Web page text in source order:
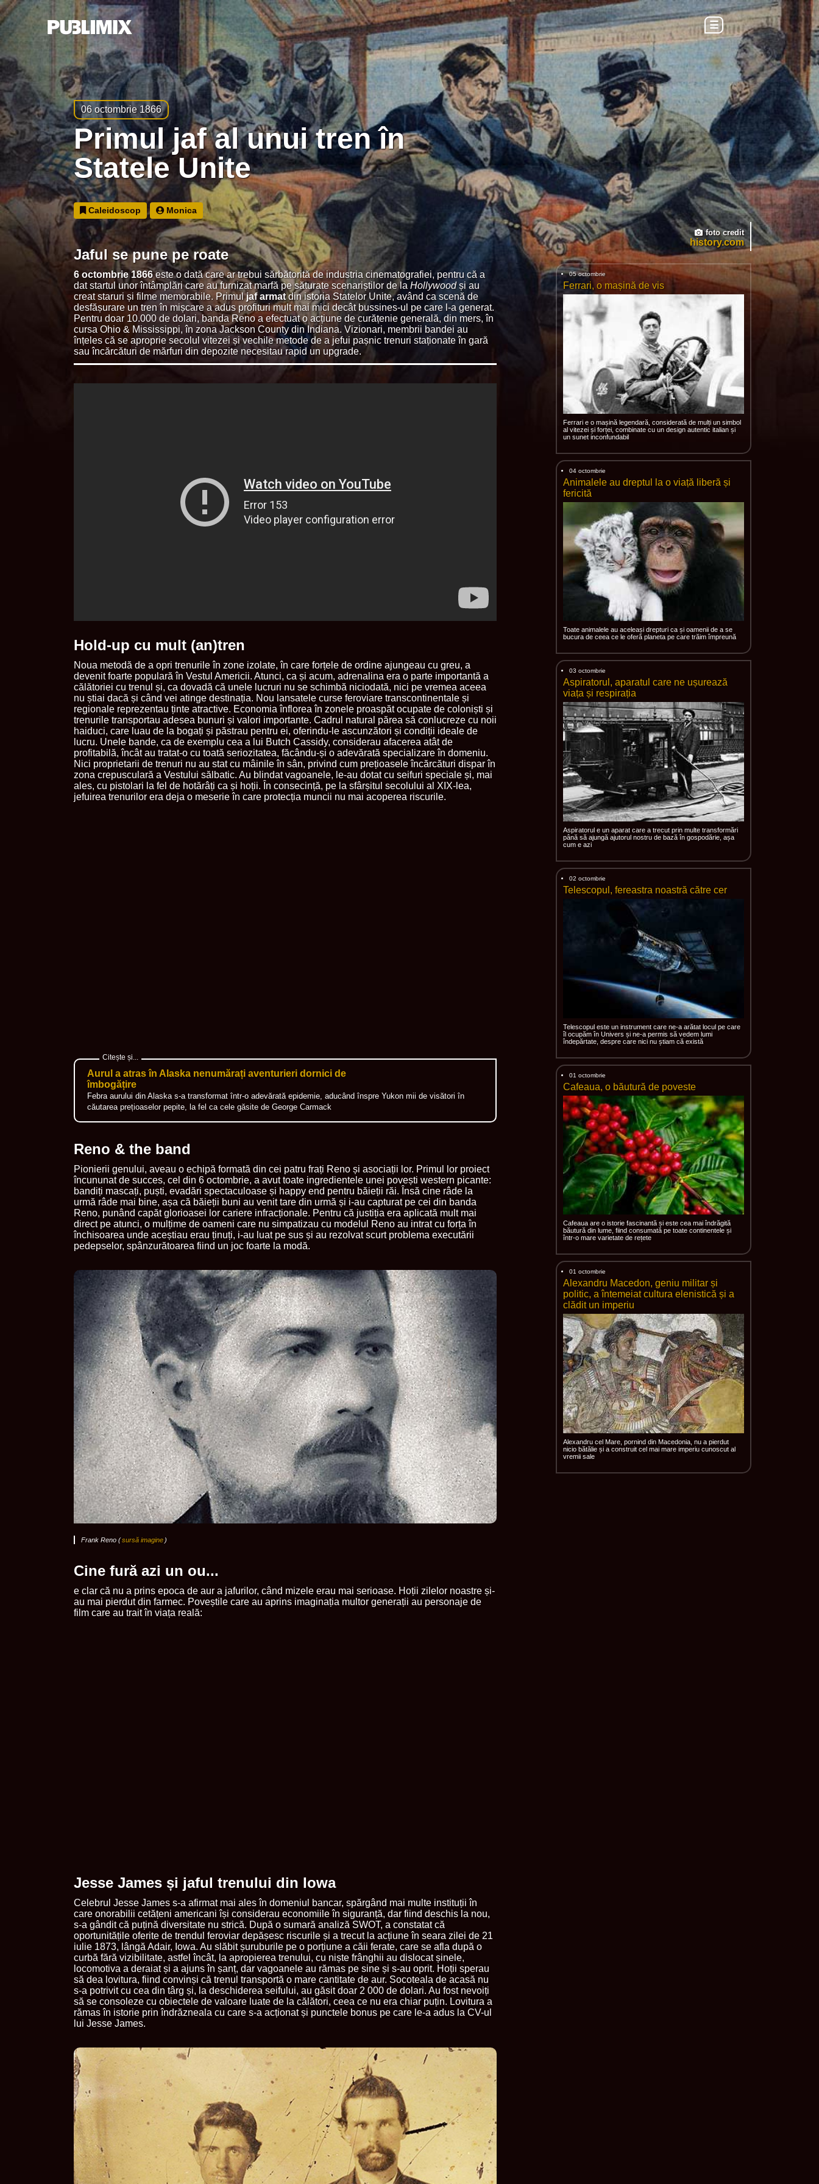
☰
06 octombrie 1866
primul jaf al unui tren în
Statele Unite
Caleidoscop Monica
Jaful se pune pe roate
6 octombrie 1866este o dată care ar trebui sărbătorită de industria cinematografiei, pentru că a
dat startul unor întâmplări care au furnizat marfă pe săturate scenariștilor de laHollywoodși au
creat staruri și filme memorabile. Primuljaf armatdin istoria Statelor Unite, având ca scenă de
desfășurare un tren în mișcare a adus profituri mult mai mici decât bussines-ul pe care l-a generat.
Pentru doar 10.000 de dolari, banda Reno a efectuat o acțiune de curățenie generală, din mers, în
cursa Ohio & Mississippi, în zona Jackson County din Indiana. Vizionari, membrii bandei au
înțeles că se aproprie secolul vitezei și vechile metode de a jefui pașnic trenuri staționate în gară
sau încărcături de mărfuri din depozite necesitau rapid un upgrade.
Hold-up cu mult (an)tren
Noua metodă de a opri trenurile în zone izolate, în care forțele de ordine ajungeau cu greu, a
devenit foarte populară în Vestul Americii. Atunci, ca și acum, adrenalina era o parte importantă a
călătoriei cu trenul și, ca dovadă că unele lucruri nu se schimbă niciodată, nici pe vremea aceea
nu știai dacă și când vei atinge destinația. Nou lansatele curse feroviare transcontinentale și
regionale reprezentau ținte atractive. Economia înflorea în zonele proaspăt ocupate de coloniști și
trenurile transportau adesea bunuri și valori importante. Cadrul natural părea să conlucreze cu noii
haiduci, care luau de la bogați și păstrau pentru ei, oferindu-le ascunzători și condiții ideale de
lucru. Unele bande, ca de exemplu cea a lui Butch Cassidy, considerau afacerea atât de
profitabilă, încât au tratat-o cu toată seriozitatea, făcându-și o adevărată specializare în domeniu.
Nici proprietarii de trenuri nu au stat cu mâinile în sân, privind cum prețioasele încărcături dispar în
zona crepusculară a Vestului sălbatic. Au blindat vagoanele, le-au dotat cu seifuri speciale și, mai
ales, cu pistolari la fel de hotărâți ca și hoții. În consecință, pe la sfârșitul secolului al XIX-lea,
jefuirea trenurilor era deja o meserie în care protecția muncii nu mai acoperea riscurile.
Aurul a atras în Alaska nenumărați aventurieri dornici de
îmbogățire
Febra aurului din Alaska s-a transformat într-o adevărată epidemie, aducând înspre Yukon mii de visători în
căutarea prețioaselor pepite, la fel ca cele găsite de George Carmack
Reno & the band
Pionierii genului, aveau o echipă formată din cei patru frați Reno și asociații lor. Primul lor proiect
încununat de succes, cel din 6 octombrie, a avut toate ingredientele unei povești western picante:
bandiți mascați, puști, evadări spectaculoase și happy end pentru băieții răi. Însă cine râde la
urmă râde mai bine, așa că băieții buni au venit tare din urmă și i-au capturat pe cei din banda
Reno, punând capăt glorioasei lor cariere infracționale. Pentru că justiția era aplicată mult mai
direct pe atunci, o mulțime de oameni care nu simpatizau cu modelul Reno au intrat cu forța în
închisoarea unde aceștiau erau ținuți, i-au luat pe sus și au rezolvat scurt problema executării
pedepselor, spânzurătoarea fiind un joc foarte la modă.
Frank Reno (sursă imagine )
Cine fură azi un ou...
e clar că nu a prins epoca de aur a jafurilor, când mizele erau mai serioase. Hoții zilelor noastre și-
au mai pierdut din farmec. Poveștile care au aprins imaginația multor generații au personaje de
film care au trait în viața reală:
Jesse James și jaful trenului din Iowa
Celebrul Jesse James s-a afirmat mai ales în domeniul bancar, spărgând mai multe instituții în
care onorabilii cetățeni americani își considerau economiile în siguranță, dar fiind deschis la nou,
s-a gândit că puțină diversitate nu strică. După o sumară analiză SWOT, a constatat că
oportunitățile oferite de trendul feroviar depășesc riscurile și a trecut la acțiune în seara zilei de 21
iulie 1873, lângă Adair, Iowa. Au slăbit șuruburile pe o porțiune a căii ferate, care se afla după o
curbă fără vizibilitate, astfel încât, la apropierea trenului, cu niște frânghii au dislocat șinele,
locomotiva a deraiat și a ajuns în șanț, dar vagoanele au rămas pe sine și s-au oprit. Hoții sperau
să dea lovitura, fiind convinși că trenul transportă o mare cantitate de aur. Socoteala de acasă nu
s-a potrivit cu cea din târg și, la deschiderea seifului, au găsit doar 2 000 de dolari. Au fost nevoiți
să se consoleze cu obiectele de valoare luate de la călători, ceea ce nu era chiar puțin. Lovitura a
rămas în istorie prin îndrăzneala cu care s-a acționat și punctele bonus pe care le-a adus la CV-ul
lui Jesse James.
foto credit
history.com
05 octombrie
Ferrari, o mașină de vis
Ferrari e o mașină legendară, considerată de mulți un simbol
al vitezei și forței, combinate cu un design autentic italian și
un sunet inconfundabil
04 octombrie
Animalele au dreptul la o viață liberă și
fericită
Toate animalele au aceleași drepturi ca și oamenii de a se
bucura de ceea ce le oferă planeta pe care trăim împreună
03 octombrie
Aspiratorul, aparatul care ne ușurează
viața și respirația
Aspiratorul e un aparat care a trecut prin multe transformări
până să ajungă ajutorul nostru de bază în gospodărie, așa
cum e azi
02 octombrie
Telescopul, fereastra noastră către cer
Telescopul este un instrument care ne-a arătat locul pe care
îl ocupăm în Univers și ne-a permis să vedem lumi
îndepărtate, despre care nici nu știam că există
01 octombrie
Cafeaua, o băutură de poveste
Cafeaua are o istorie fascinantă și este cea mai îndrăgită
băutură din lume, fiind consumată pe toate continentele și
într-o mare varietate de rețete
01 octombrie
Alexandru Macedon, geniu militar și
politic, a întemeiat cultura elenistică și a
clădit un imperiu
Alexandru cel Mare, pornind din Macedonia, nu a pierdut
nicio bătălie și a construit cel mai mare imperiu cunoscut al
vremii sale